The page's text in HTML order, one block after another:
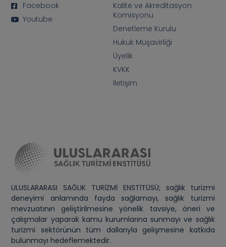
ULUSLARARASI SAĞLIK TURİZMİ ENSTİTÜSÜ; sağlık turizmi
deneyimi anlamında fayda sağlamayı, sağlık turizmi
mevzuatının geliştirilmesine yönelik tavsiye, öneri ve
çalışmalar yaparak kamu kurumlarına sunmayı ve sağlık
turizmi sektörünün tüm dallarıyla gelişmesine katkıda
bulunmayı hedeflemektedir.
Kalite ve Akreditasyon
Komisyonu
Denetleme Kurulu
Hukuk Müşavirliği
Üyelik
KVKK
İletişim
Facebook
Youtube